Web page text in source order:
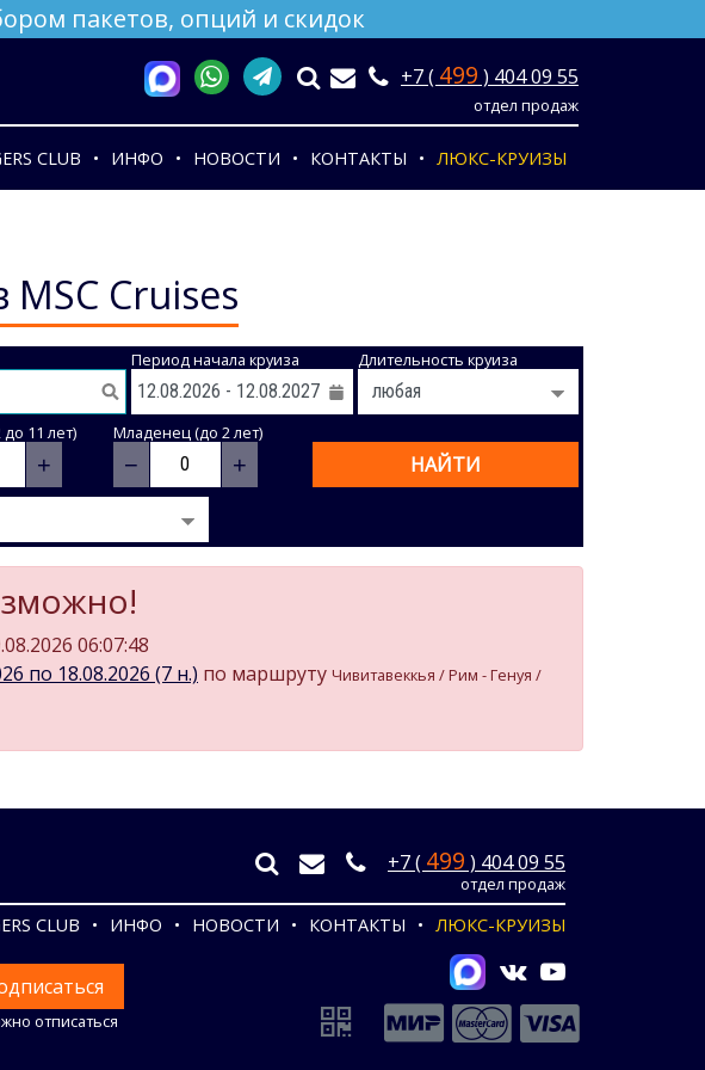
пакетов, опций и скидок
+7 ( 499 ) 404 09 55
отдел продаж
CLUB ИНФО НОВОСТИ КОНТАКТЫ ЛЮКС-КРУИЗЫ
Cruises
Период начала круиза Длительность круиза
11 лет)
+
Младенец (до 2 лет)
− + НАЙТИ
06:07:48
по 18.08.2026 (7 н.) по маршруту Чивитавеккья / Рим - Генуя /
+7 ( 499 ) 404 09 55
отдел продаж
CLUB ИНФО НОВОСТИ КОНТАКТЫ ЛЮКС-КРУИЗЫ
отписаться